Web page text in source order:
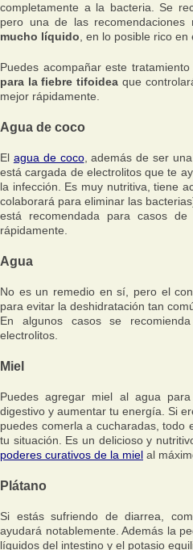
completamente a la bacteria. Se
pero una de las
mucho líquido , en lo posible rico en
Puedes acompañar este
para la fiebre tifoidea que
mejor rápidamente.
Agua de coco
El agua de coco, además de ser
está cargada de electrolitos que te
la infección. Es muy nutritiva, tiene
colaborará para eliminar las
está recomendada para casos de
rápidamente.
Agua
No es un remedio en sí, pero el
para evitar la deshidratación tan
En algunos casos se
electrolitos.
Miel
Puedes agregar miel al agua
digestivo y aumentar tu energía. Si
puedes comerla a cucharadas, todo
tu situación. Es un delicioso y
poderes curativos de la miel al
Plátano
Si estás sufriendo de diarrea,
ayudará notablemente. Además la
líquidos del intestino y el potasio